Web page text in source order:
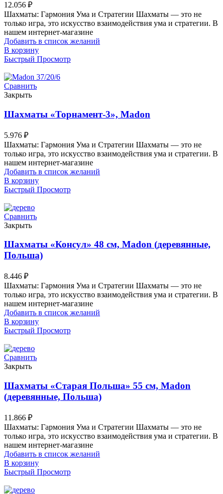
12.056 ₽
Шахматы: Гармония Ума и Стратегии Шахматы — это не
только игра, это искусство взаимодействия ума и стратегии. В
нашем интернет-магазине
Добавить в список желаний
В корзину
Быстрый Просмотр
Сравнить
Закрыть
Шахматы «Торнамент-3», Madon
5.976 ₽
Шахматы: Гармония Ума и Стратегии Шахматы — это не
только игра, это искусство взаимодействия ума и стратегии. В
нашем интернет-магазине
Добавить в список желаний
В корзину
Быстрый Просмотр
Сравнить
Закрыть
Шахматы «Консул» 48 см, Madon (деревянные,
Польша)
8.446 ₽
Шахматы: Гармония Ума и Стратегии Шахматы — это не
только игра, это искусство взаимодействия ума и стратегии. В
нашем интернет-магазине
Добавить в список желаний
В корзину
Быстрый Просмотр
Сравнить
Закрыть
Шахматы «Старая Польша» 55 см, Madon
(деревянные, Польша)
11.866 ₽
Шахматы: Гармония Ума и Стратегии Шахматы — это не
только игра, это искусство взаимодействия ума и стратегии. В
нашем интернет-магазине
Добавить в список желаний
В корзину
Быстрый Просмотр